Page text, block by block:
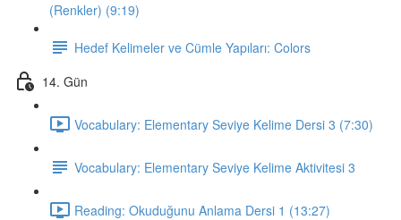
(Renkler) (9:19)
Hedef Kelimeler ve Cümle Yapıları: Colors
14. Gün
Vocabulary: Elementary Seviye Kelime Dersi 3 (7:30)
Vocabulary: Elementary Seviye Kelime Aktivitesi 3
Reading: Okuduğunu Anlama Dersi 1 (13:27)